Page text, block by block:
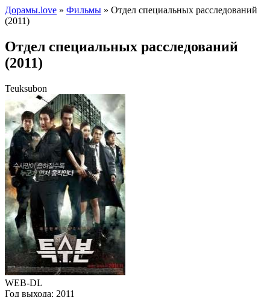
Дорамы.love » Фильмы » Отдел специальных расследований
(2011)
Отдел специальных расследований
(2011)
Teuksubon
WEB-DL
Год выхода: 2011